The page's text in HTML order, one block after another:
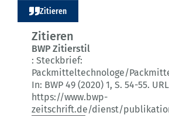
Zitieren
Zitieren
BWP Zitierstil
: Steckbrief:
Packmitteltechnologe/
In: BWP 49 (2020) 1, S. 54-55.
https://www.bwp-
zeitschrift.de/dienst/